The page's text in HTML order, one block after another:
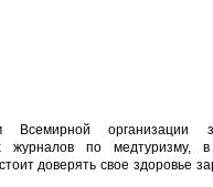
организации
журналов по медтуризму,
доверять свое здоровье